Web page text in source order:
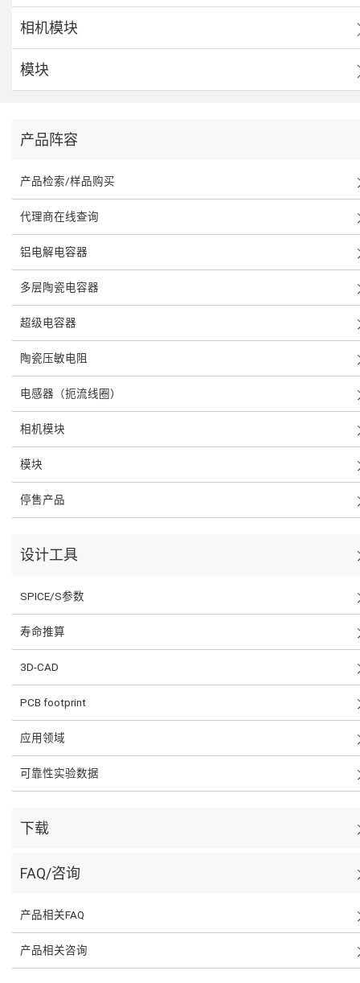
相机模块
模块
产品阵容
产品检索/样品购买
代理商在线查询
铝电解电容器
多层陶瓷电容器
超级电容器
陶瓷压敏电阻
电感器（扼流线圈）
相机模块
模块
停售产品
设计工具
SPICE/S参数
寿命推算
3D-CAD
PCB footprint
应用领域
可靠性实验数据
下载
FAQ/咨询
产品相关FAQ
产品相关咨询